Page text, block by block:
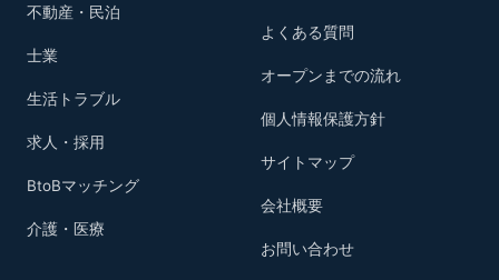
不動産・民泊
士業
生活トラブル
求人・採用
BtoBマッチング
介護・医療
よくある質問
オープンまでの流れ
個人情報保護方針
サイトマップ
会社概要
お問い合わせ